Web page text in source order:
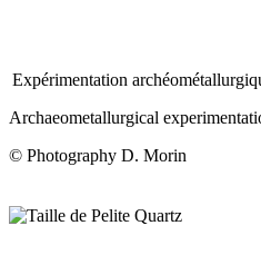
Expérimentation
Archaeometallurgical
© Photography D. Morin